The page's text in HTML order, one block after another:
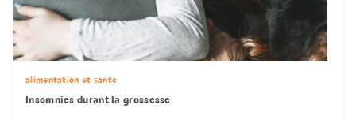
alimentation et sante
Insomnies durant la grossesse